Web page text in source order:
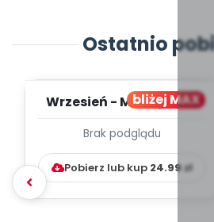
Ostatnio
bliżej MAX
Wrzesień - MIESIĘCZNY
WYCHOWAWCZO –
DYDAKTYC...
Brak podglądu
Pobierz lub kup 24.99zł